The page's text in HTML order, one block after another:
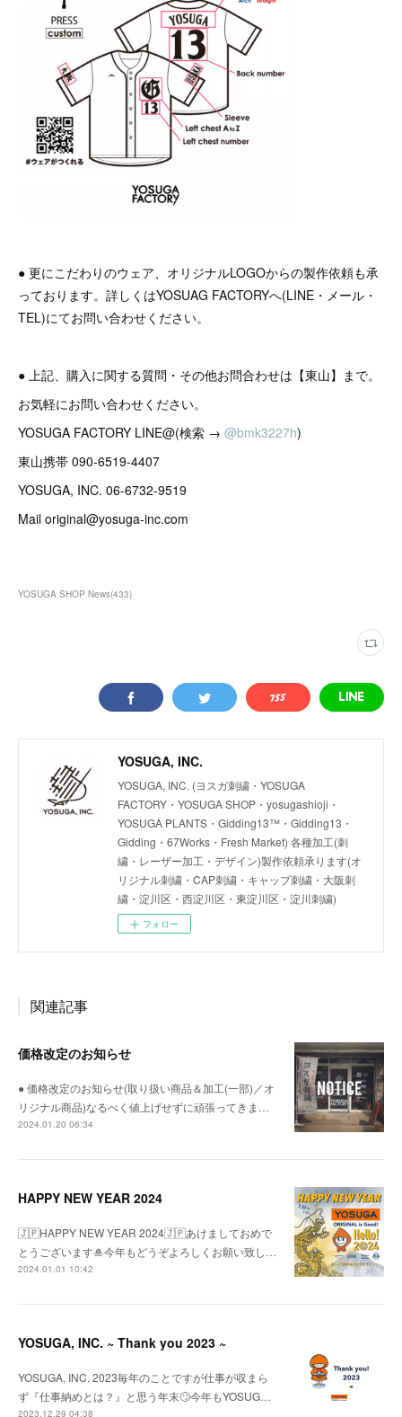
● 更にこだわりのウェア、オリジナルLOGOからの製作依頼も承
っております。詳しくはYOSUAG FACTORYへ(LINE・メール・
TEL)にてお問い合わせください。
● 上記、購入に関する質問・その他お問合わせは【東山】まで。
お気軽にお問い合わせください。
YOSUGA FACTORY LINE@(検索 → @bmk3227h)
東山携帯 090-6519-4407
YOSUGA, INC. 06-6732-9519
Mail original@yosuga-inc.com
YOSUGA SHOP News(433)
YOSUGA, INC.
YOSUGA, INC. (ヨスガ刺繍・YOSUGA
FACTORY・YOSUGA SHOP・yosugashioji・
YOSUGA PLANTS・Gidding13™・Gidding13・
Gidding・67Works・Fresh Market) 各種加工(刺
繍・レーザー加工・デザイン)製作依頼承ります(オ
リジナル刺繍・CAP刺繍・キャップ刺繍・大阪刺
繍・淀川区・西淀川区・東淀川区・淀川刺繍)
フォロー
関連記事
価格改定のお知らせ
● 価格改定のお知らせ(取り扱い商品＆加工(一部)／オ
リジナル商品)なるべく値上げせずに頑張ってきま…
2024.01.20 06:34
HAPPY NEW YEAR 2024
🇯🇵HAPPY NEW YEAR 2024🇯🇵あけましておめで
とうございます🎍今年もどうぞよろしくお願い致し…
2024.01.01 10:42
YOSUGA, INC. ~ Thank you 2023 ~
YOSUGA, INC. 2023毎年のことですが仕事が収まら
ず『仕事納めとは？』と思う年末🙄今年もYOSUG…
2023.12.29 04:38